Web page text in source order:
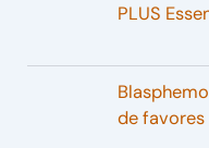
PLUS
de favores